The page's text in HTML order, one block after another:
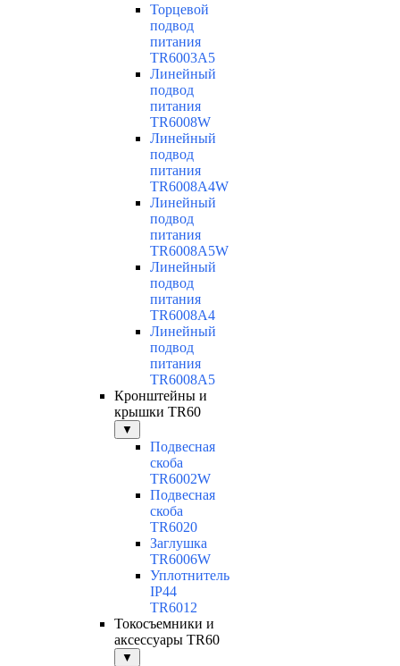
Торцевой
подвод
питания
TR6003A5
Линейный
подвод
питания
TR6008W
Линейный
подвод
питания
TR6008A4W
Линейный
подвод
питания
TR6008A5W
Линейный
подвод
питания
TR6008A4
Линейный
подвод
питания
TR6008A5
Кронштейны и
крышки TR60
▼
Подвесная
скоба
TR6002W
Подвесная
скоба
TR6020
Заглушка
TR6006W
Уплотнитель
IP44
TR6012
Токосъемники и
аксессуары TR60
▼